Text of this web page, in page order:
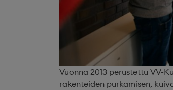
Vuonna 2013 perustettu VV-
rakenteiden purkamisen,